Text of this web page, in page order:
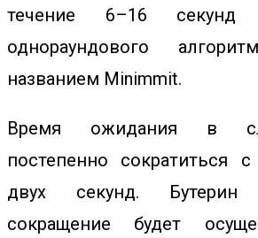
течение 6–16
однораундового
названием Minimmit.
Время ожидания в
постепенно сократиться
двух секунд.
сокращение будет